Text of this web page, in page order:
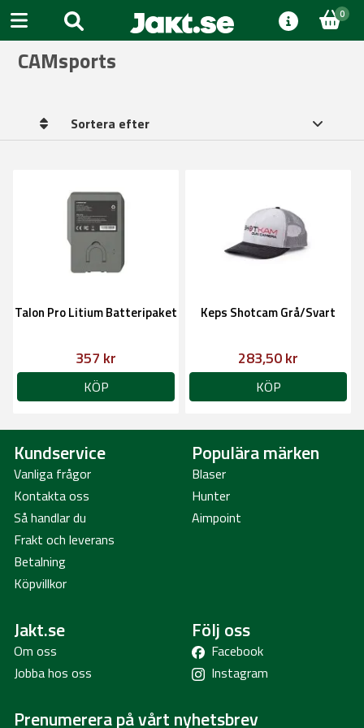
0
CAMsports
Sortera efter
Talon Pro Litium Batteripaket
357 kr
KÖP
Keps Shotcam Grå/Svart
283,50 kr
KÖP
Kundservice
Vanliga frågor
Kontakta oss
Så handlar du
Frakt och leverans
Betalning
Köpvillkor
Populära märken
Blaser
Hunter
Aimpoint
Jakt.se
Om oss
Jobba hos oss
Följ oss
Facebook
Instagram
Prenumerera på vårt nyhetsbrev